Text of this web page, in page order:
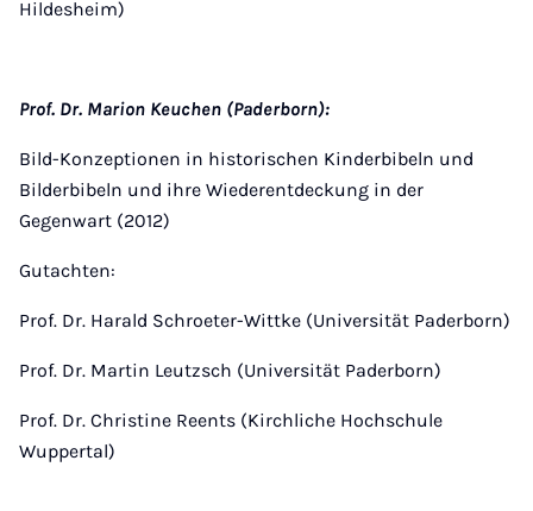
Hildesheim)
Prof. Dr. Marion Keuchen (Paderborn):
Bild-Konzeptionen in historischen Kinderbibeln und
Bilderbibeln und ihre Wiederentdeckung in der
Gegenwart (2012)
Gutachten:
Prof. Dr. Harald Schroeter-Wittke (Universität Paderborn)
Prof. Dr. Martin Leutzsch (Universität Paderborn)
Prof. Dr. Christine Reents (Kirchliche Hochschule
Wuppertal)